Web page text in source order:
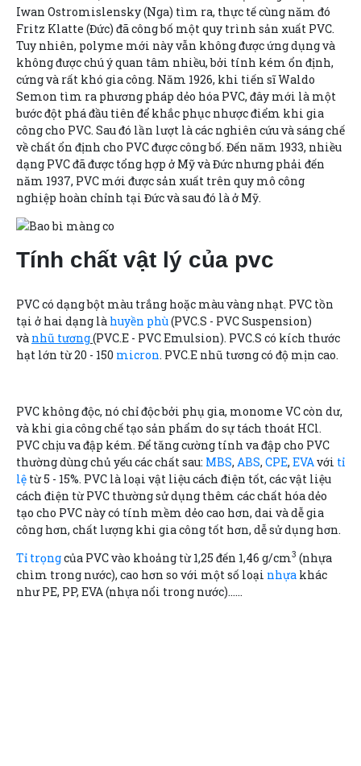
Iwan Ostromislensky (Nga) tìm ra, thực tế cùng năm đó
Fritz Klatte (Đức) đã công bố một quy trình sản xuất PVC.
Tuy nhiên, polyme mới này vẫn không được ứng dụng và
không được chú ý quan tâm nhiều, bởi tính kém ổn định,
cứng và rất khó gia công. Năm 1926, khi tiến sĩ Waldo
Semon tìm ra phương pháp dẻo hóa PVC, đây mới là một
bước đột phá đầu tiên để khắc phục nhược điểm khi gia
công cho PVC. Sau đó lần lượt là các nghiên cứu và sáng chế
về chất ổn định cho PVC được công bố. Đến năm 1933, nhiều
dạng PVC đã được tổng hợp ở Mỹ và Đức nhưng phải đến
năm 1937, PVC mới được sản xuất trên quy mô công
nghiệp hoàn chỉnh tại Đức và sau đó là ở Mỹ.
Tính chất vật lý của pvc
PVC có dạng bột màu trắng hoặc màu vàng nhạt. PVC tồn
tại ở hai dạng là huyền phù(PVC.S - PVC Suspension)
và nhũ tương(PVC.E - PVC Emulsion). PVC.S có kích thước
hạt lớn từ 20 - 150 micron. PVC.E nhũ tương có độ mịn cao.
PVC không độc, nó chỉ độc bởi phụ gia, monome VC còn dư,
và khi gia công chế tạo sản phẩm do sự tách thoát HCl.
PVC chịu va đập kém. Để tăng cường tính va đập cho PVC
thường dùng chủ yếu các chất sau: MBS, ABS, CPE, EVAvới tỉ
lệ từ 5 - 15%. PVC là loại vật liệu cách điện tốt, các vật liệu
cách điện từ PVC thường sử dụng thêm các chất hóa dẻo
tạo cho PVC này có tính mềm dẻo cao hơn, dai và dễ gia
công hơn, chất lượng khi gia công tốt hơn, dễ sử dụng hơn.
Tỉ trọngcủa PVC vào khoảng từ 1,25 đến 1,46 g/cm3 (nhựa
chìm trong nước), cao hơn so với một số loại nhựa khác
như PE, PP, EVA (nhựa nổi trong nước)......